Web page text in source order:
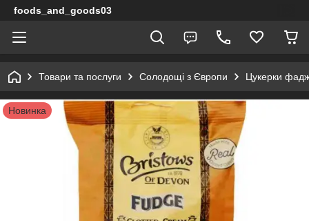
foods_and_goods03
Товари та послуги Солодощі з Європи Цукерки
Новинка